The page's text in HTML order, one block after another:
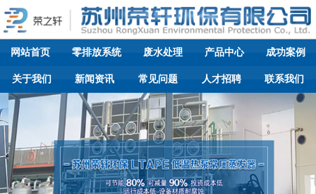
网站首页 零排放系统 废水处理 产品中心 成功案例
关于我们 新闻资讯 常见问题 人才招聘 联系我们